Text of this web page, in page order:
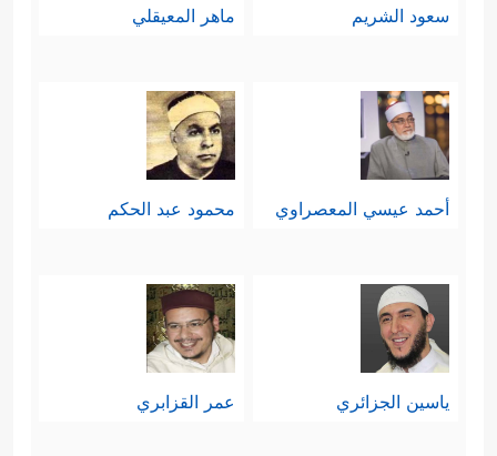
سعود الشريم ماهر المعيقلي
أحمد عيسي المعصراوي محمود عبد الحكم
ياسين الجزائري عمر القزابري